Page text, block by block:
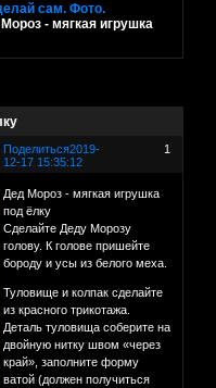
сам. Фото.
- мягкая игрушка
Поделиться 1
2019-
12-17 15:35:12
Дед Мороз - мягкая игрушка
под ёлку
Сделайте Деду Морозу
голову. К голове пришейте
бороду и усы из белого меха.
Туловище и колпак сделайте
из красного трикотажа.
Деталь туловища соберите на
двойную нитку швом «через
край», заполните форму
ватой (должен получиться